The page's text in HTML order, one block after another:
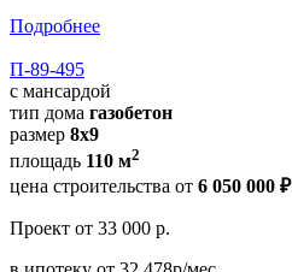
Подробнее
П-89-495
с мансардой
тип дома газобетон
размер 8х9
площадь 110 м2
цена строительства от 6 050 000 ₽
Проект от 33 000 р.